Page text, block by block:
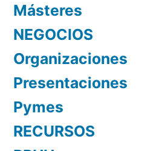
Másteres
NEGOCIOS
Organizaciones
Presentaciones
Pymes
RECURSOS